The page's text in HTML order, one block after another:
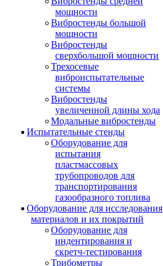
мощности
Вибростенды большой
мощности
Вибростенды
сверхбольшой мощности
Трехосевые
виброиспытательные
системы
Вибростенды
увеличенной длины хода
Модальные вибростенды
Испытательные стенды
Оборудование для
испытания
пластмассовых
трубопроводов для
транспортирования
газообразного топлива
Оборудование для исследования
материалов и их покрытий
Оборудование для
индентирования и
скретч-тестирования
Трибометры